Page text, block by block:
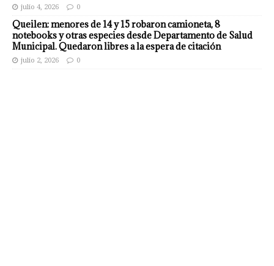
julio 4, 2026 0
Queilen: menores de 14 y 15 robaron camioneta, 8
notebooks y otras especies desde Departamento de Salud
Municipal. Quedaron libres a la espera de citación
julio 2, 2026 0